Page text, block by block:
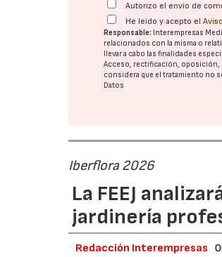
Autorizo el envío de
He leído y acepto el
Responsable: Interempresas
relacionados con la misma o
llevar a cabo las finalidades
Acceso, rectificación, oposición,
considera que el tratamiento no
Datos
Iberflora 2026
La FEEJ
jardinería
Redacción Interempresas